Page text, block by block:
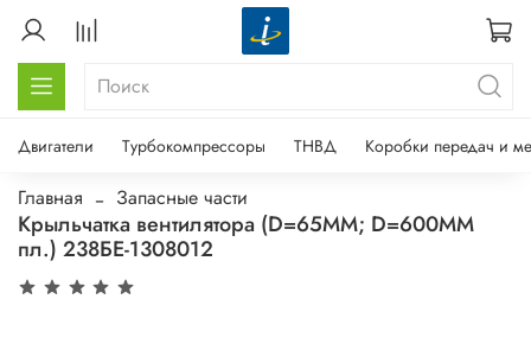
Двигатели Турбокомпрессоры ТНВД Коробки передач и
Главная Запасные части
Крыльчатка вентилятора (D=65MM; D=600MM
пл.) 238БЕ-1308012